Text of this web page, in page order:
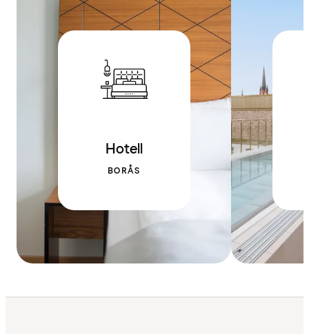
Hotell
BORÅS